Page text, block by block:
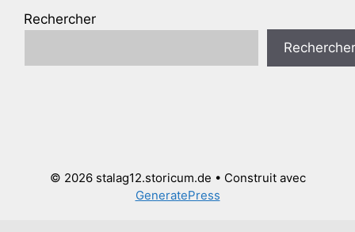
Rechercher
Rechercher
© 2026 stalag12.storicum.de • Construit avec
GeneratePress